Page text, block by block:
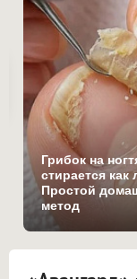
Грибок на
стирается как
Простой
метод